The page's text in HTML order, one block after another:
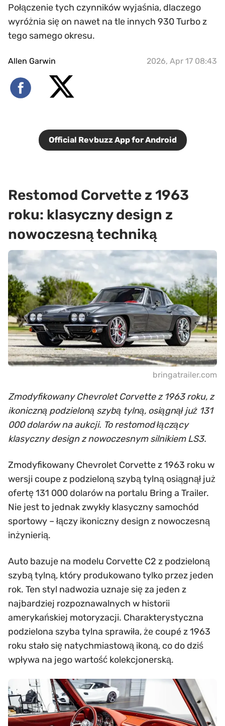
Połączenie tych czynników wyjaśnia, dlaczego
wyróżnia się on nawet na tle innych 930 Turbo z
tego samego okresu.
Allen Garwin 2026, Apr 17 08:43
Official Revbuzz App for Android
Restomod Corvette z 1963
roku: klasyczny design z
nowoczesną techniką
bringatrailer.com
Zmodyfikowany Chevrolet Corvette z 1963 roku, z
ikoniczną podzieloną szybą tylną, osiągnął już 131
000 dolarów na aukcji. To restomod łączący
klasyczny design z nowoczesnym silnikiem LS3.
Zmodyfikowany Chevrolet Corvette z 1963 roku w
wersji coupe z podzieloną szybą tylną osiągnął już
ofertę 131 000 dolarów na portalu Bring a Trailer.
Nie jest to jednak zwykły klasyczny samochód
sportowy – łączy ikoniczny design z nowoczesną
inżynierią.
Auto bazuje na modelu Corvette C2 z podzieloną
szybą tylną, który produkowano tylko przez jeden
rok. Ten styl nadwozia uznaje się za jeden z
najbardziej rozpoznawalnych w historii
amerykańskiej motoryzacji. Charakterystyczna
podzielona szyba tylna sprawiła, że coupé z 1963
roku stało się natychmiastową ikoną, co do dziś
wpływa na jego wartość kolekcjonerską.